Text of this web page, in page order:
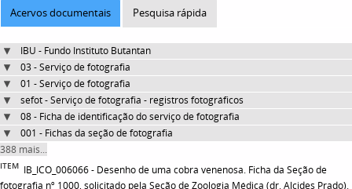
Acervos documentais Pesquisa rápida
IBU - Fundo Instituto Butantan
03 - Serviço de fotografia
01 - Serviço de fotografia
sefot - Serviço de fotografia - registros fotográficos
08 - Ficha de identificação do serviço de fotografia
001 - Fichas da seção de fotografia
388 mais...
ITEM IB_ICO_006066 - Desenho de uma cobra venenosa. Ficha da Seção de
fotografia nº 1000, solicitado pela Seção de Zoologia Médica (dr. Alcides Prado).